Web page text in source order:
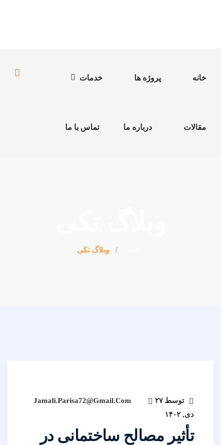
خانه پروژه ها خدمات
مقالات درباره ما تماس با ما
وبلاگ تکی
توسط Jamali.parisa72@gmail.com
۲۷
دی, ۱۴۰۲
تأثیر مصالح ساختمانی در